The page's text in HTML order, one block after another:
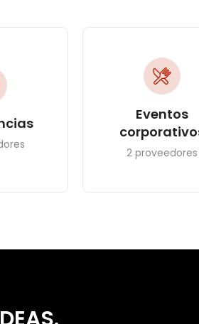
Eventos
2 proveedores